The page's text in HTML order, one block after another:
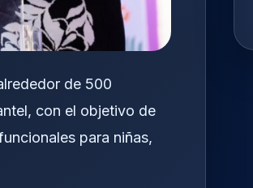
de 500
con el objetivo de
para niñas,